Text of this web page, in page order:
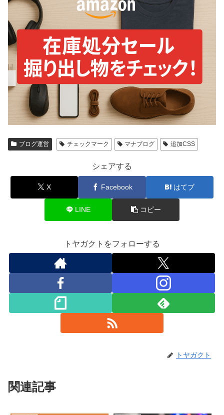
ブログ運営 チェックマーク マナブログ 追加CSS
シェアする
X Facebook はてブ
LINE コピー
トヤガクトをフォローする
トヤガクト
関連記事